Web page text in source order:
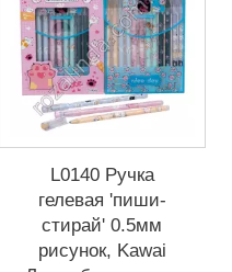
L0140 Ручка
гелевая 'пиши-
стирай' 0.5мм
рисунок, Kawai